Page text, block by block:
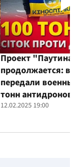
Проект "Паутина"
продолжается:
передали
тонн
12.02.2025 19:00